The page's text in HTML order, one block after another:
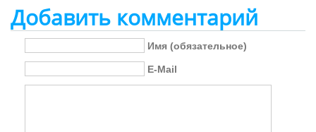
Добавить комментарий
Имя (обязательное)
E-Mail